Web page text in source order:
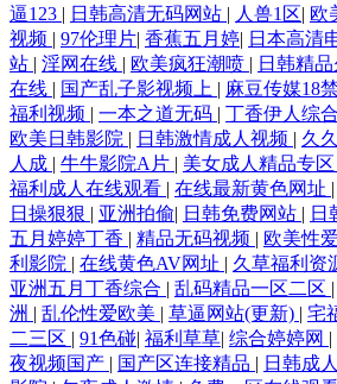
干人人乐 亚洲制服 91社区视频网站 超碰免费
精品视频 欧美性交在线 午夜剧场www8 91九色
品天天插 另类四虎色 日韩ww 午夜诱惑老司机
人人澡 狠狠干哦日本 麻豆三级片大全 青娱乐
元网 www视频 国产插逼视频 九一亚洲网站 欧
黄色网 www97超碰 国产1区2视频 老司机91在
逼123 | 日韩高清无码网站 | 人兽1区| 欧
视频 | 97伦理片| 香蕉五月婷| 日本高清
站 | 淫网在线 | 欧美疯狂潮喷 | 日韩精品
在线 | 国产乱子影视频上 | 麻豆传媒18禁
福利视频 | 一本之道无码 | 丁香伊人综合
欧美日韩影院 | 日韩激情成人视频 | 久
人成 | 牛牛影院A片 | 美女成人精品专区
福利成人在线观看 | 在线最新黄色网址 |
日操狠狠 | 亚洲拍偷| 日韩免费网站 | 日
五月婷婷丁香 | 精品无码视频 | 欧美性
利影院 | 在线黄色AV网址 | 久草福利资
亚洲五月丁香综合 | 乱码精品一区二区 |
洲 | 乱伦性爱欧美 | 草逼网站(更新) | 宅
二三区 | 91色碰| 福利草草| 综合婷婷网 |
夜视频国产 | 国产区连接精品 | 日韩成